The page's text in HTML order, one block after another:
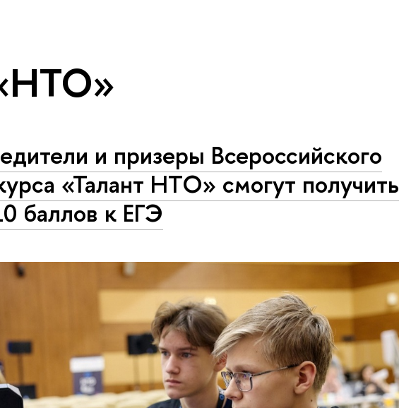
и призеры Всероссийского
«Талант НТО» смогут получить
баллов к ЕГЭ